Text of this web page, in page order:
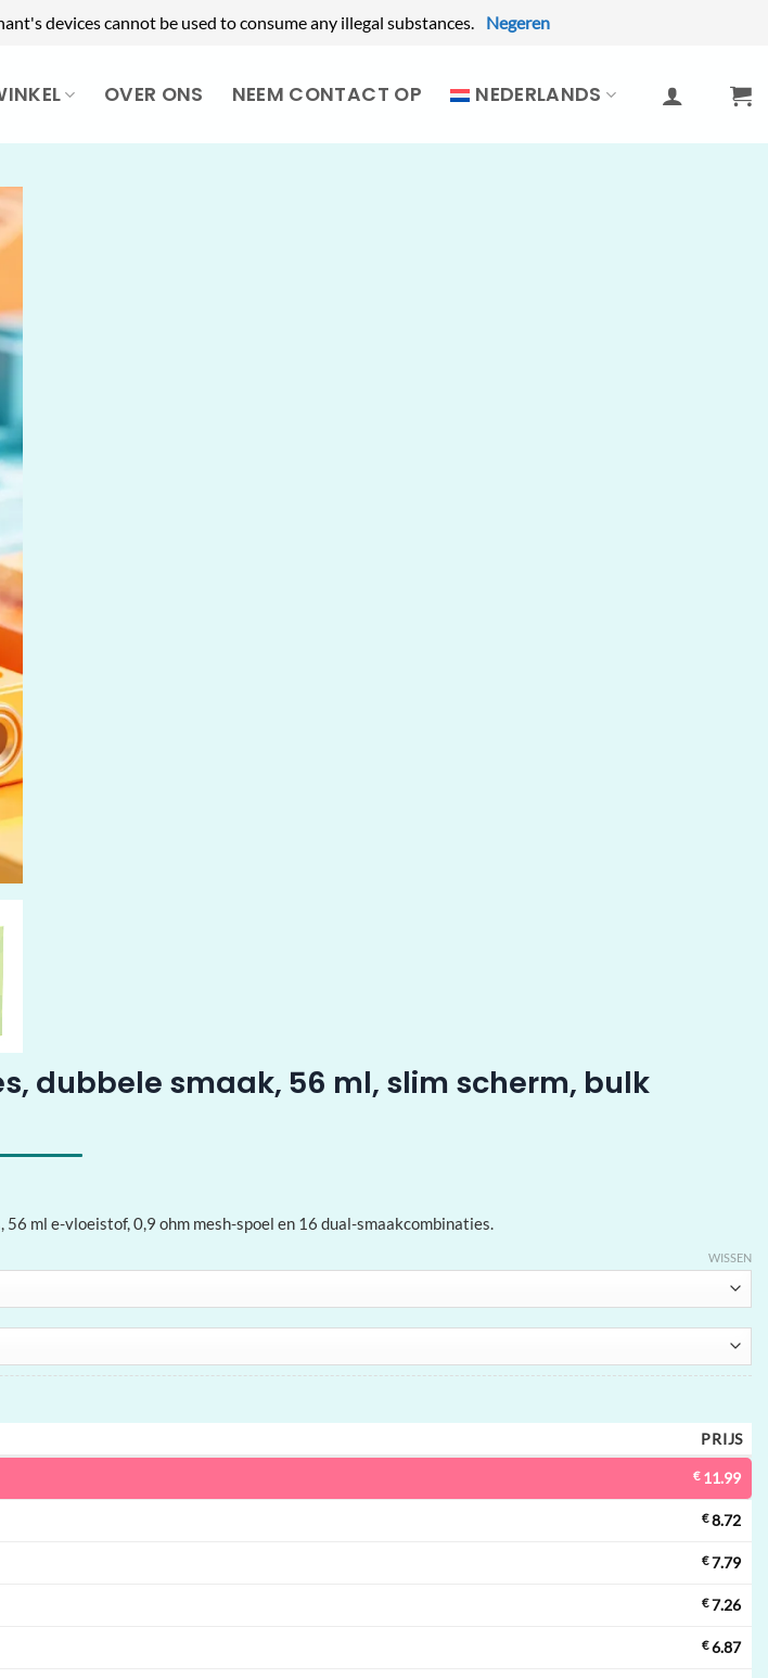
devices cannot be used to consume any illegal substances.
Negeren
OVER ONS NEEM CONTACT OP NEDERLANDS
dubbele smaak, 56 ml, slim scherm, bulk
ml e-vloeistof, 0,9 ohm mesh-spoel en 16 dual-smaakcombinaties.
WISSEN
PRIJS
€11.99
€8.72
€7.79
€7.26
€6.87